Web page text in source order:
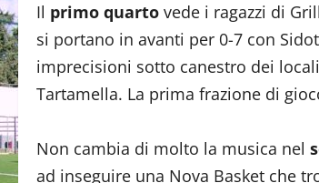
Il primo quarto vede i ragazzi di
si portano in avanti per 0-7 con
imprecisioni sotto canestro dei
Tartamella. La prima frazione di
Non cambia di molto la musica nel
ad inseguire una Nova Basket che